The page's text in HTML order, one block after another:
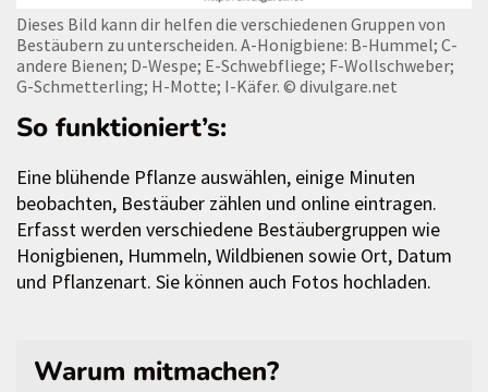
Dieses Bild kann dir helfen die verschiedenen Gruppen von
Bestäubern zu unterscheiden. A-Honigbiene: B-Hummel; C-
andere Bienen; D-Wespe; E-Schwebfliege; F-Wollschweber;
G-Schmetterling; H-Motte; I-Käfer. © divulgare.net
So funktioniert’s:
Eine blühende Pflanze auswählen, einige Minuten
beobachten, Bestäuber zählen und online eintragen.
Erfasst werden verschiedene Bestäubergruppen wie
Honigbienen, Hummeln, Wildbienen sowie Ort, Datum
und Pflanzenart. Sie können auch Fotos hochladen.
Warum mitmachen?